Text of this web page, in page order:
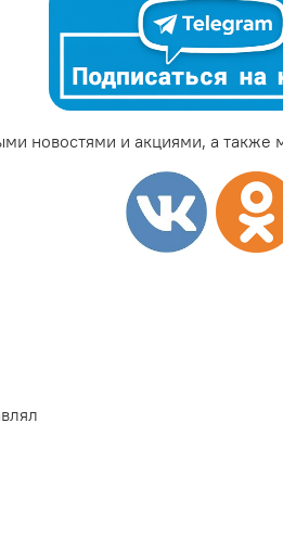
новостями и акциями, а также